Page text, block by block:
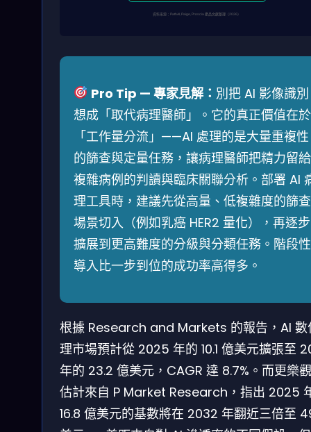
資料來源：PathAI, Paige, Proscia 產品文獻整理（2026）
Pro Tip — 專家見解： 別把 AI 影像識別
想成「取代病理醫師」。它的真正價值在於
「工作量分流」——AI 處理的是大量重複性
的篩查與定量任務，讓病理醫師把精力留給
複雜病例的判讀與臨床關聯分析。部署 AI
理工具時，建議先從高量、低複雜度的篩查
場景切入（例如乳癌 HER2 量化），再逐步
擴展到更高難度的分級與分類任務。階段性
導入比一步到位的成功率高得多。
根據 Research and Markets 的報告，AI 數
理市場預計從 2025 年的 10.1 億美元擴張至
年的 23.2 億美元，CAGR 達 8.7%。而更樂
估計來自 P Market Research，指出 2025
16.8 億美元的基數將在 2032 年翻近三倍至